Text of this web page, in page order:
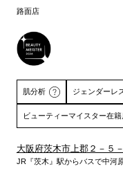
路面店
肌分析 ジェンダーレ
ビューティーマイスター在籍
大阪府茨木市上郡２－５
JR『茨木』駅からバスで中河